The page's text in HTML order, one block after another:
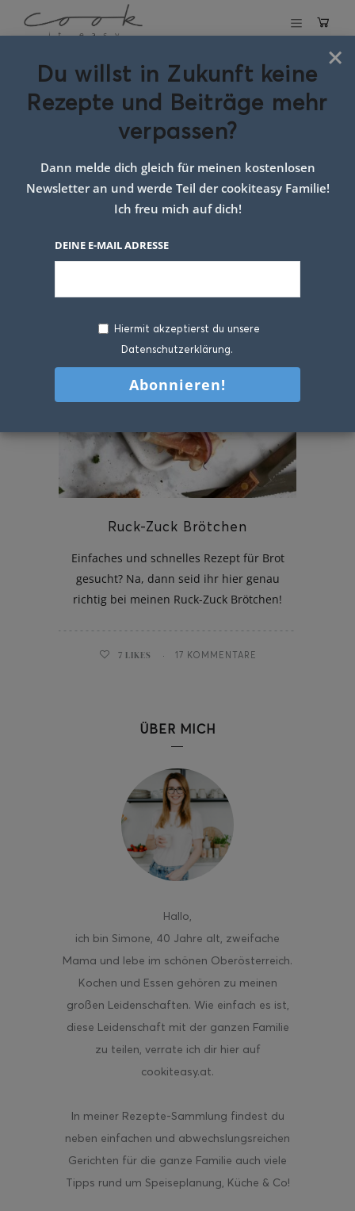
Schlagwort:ruck
zuck
jausenbrötchen
Ruck-Zuck Brötchen
Einfaches und schnelles Rezept für Brot
gesucht? Na, dann seid ihr hier genau
richtig bei meinen Ruck-Zuck Brötchen!
7 LIKES 17 KOMMENTARE
ÜBER MICH
Hallo,
ich bin Simone, 40 Jahre alt, zweifache
Mama und lebe im schönen Oberösterreich.
Kochen und Essen gehören zu meinen
großen Leidenschaften. Wie einfach es ist,
diese Leidenschaft mit der ganzen Familie
zu teilen, verrate ich dir hier auf
cookiteasy.at.
In meiner Rezepte-Sammlung findest du
neben einfachen und abwechslungsreichen
Gerichten für die ganze Familie auch viele
Tipps rund um Speiseplanung, Küche & Co!
×
Du willst in Zukunft keine
Rezepte und Beiträge mehr
verpassen?
Dann melde dich gleich für meinen kostenlosen
Newsletter an und werde Teil der cookiteasy Familie!
Ich freu mich auf dich!
DEINE E-MAIL ADRESSE
Hiermit akzeptierst du unsere
Datenschutzerklärung.